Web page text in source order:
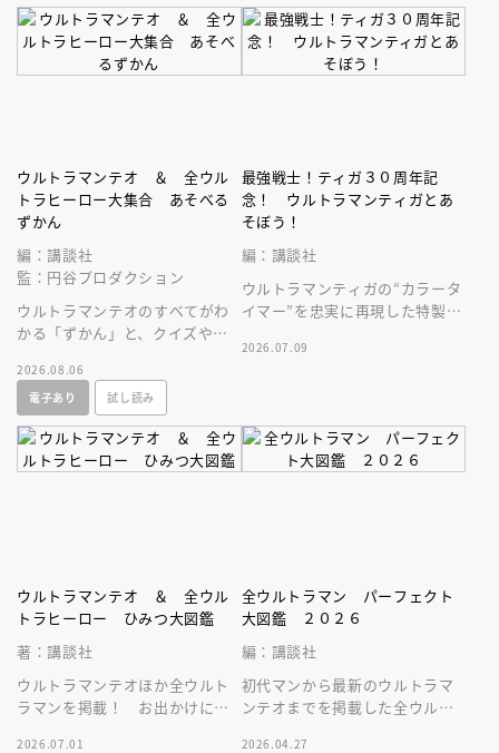
ウルトラマンテオ ＆ 全ウル
トラヒーロー大集合 あそべる
ずかん
編：講談社
監：円谷プロダクション
ウルトラマンテオのすべてがわ
かる「ずかん」と、クイズや絵
る「あそび」ページがぎゅっと
一冊に！
2026.08.06
電子あり
試し読み
最強戦士！ティガ３０周年記
念！ ウルトラマンティガとあ
そぼう！
編：講談社
ウルトラマンティガの“カラータ
イマー”を忠実に再現した特製ラ
Ｅ ＴＩＧＡ」サウンド付録つ
2026.07.09
ウルトラマンテオ ＆ 全ウル
トラヒーロー ひみつ大図鑑
著：講談社
ウルトラマンテオほか全ウルト
ラマンを掲載！ お出かけに便
2026.07.01
全ウルトラマン パーフェクト
大図鑑 ２０２６
編：講談社
初代マンから最新のウルトラマ
ンテオまでを掲載した全ウルト
2026.04.27